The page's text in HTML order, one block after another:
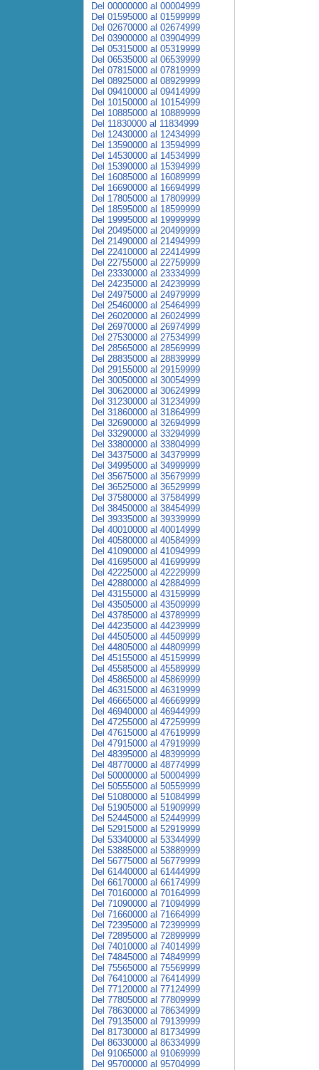
Del 00000000 al 00004999
Del 01595000 al 01599999
Del 02670000 al 02674999
Del 03900000 al 03904999
Del 05315000 al 05319999
Del 06535000 al 06539999
Del 07815000 al 07819999
Del 08925000 al 08929999
Del 09410000 al 09414999
Del 10150000 al 10154999
Del 10885000 al 10889999
Del 11830000 al 11834999
Del 12430000 al 12434999
Del 13590000 al 13594999
Del 14530000 al 14534999
Del 15390000 al 15394999
Del 16085000 al 16089999
Del 16690000 al 16694999
Del 17805000 al 17809999
Del 18595000 al 18599999
Del 19995000 al 19999999
Del 20495000 al 20499999
Del 21490000 al 21494999
Del 22410000 al 22414999
Del 22755000 al 22759999
Del 23330000 al 23334999
Del 24235000 al 24239999
Del 24975000 al 24979999
Del 25460000 al 25464999
Del 26020000 al 26024999
Del 26970000 al 26974999
Del 27530000 al 27534999
Del 28565000 al 28569999
Del 28835000 al 28839999
Del 29155000 al 29159999
Del 30050000 al 30054999
Del 30620000 al 30624999
Del 31230000 al 31234999
Del 31860000 al 31864999
Del 32690000 al 32694999
Del 33290000 al 33294999
Del 33800000 al 33804999
Del 34375000 al 34379999
Del 34995000 al 34999999
Del 35675000 al 35679999
Del 36525000 al 36529999
Del 37580000 al 37584999
Del 38450000 al 38454999
Del 39335000 al 39339999
Del 40010000 al 40014999
Del 40580000 al 40584999
Del 41090000 al 41094999
Del 41695000 al 41699999
Del 42225000 al 42229999
Del 42880000 al 42884999
Del 43155000 al 43159999
Del 43505000 al 43509999
Del 43785000 al 43789999
Del 44235000 al 44239999
Del 44505000 al 44509999
Del 44805000 al 44809999
Del 45155000 al 45159999
Del 45585000 al 45589999
Del 45865000 al 45869999
Del 46315000 al 46319999
Del 46665000 al 46669999
Del 46940000 al 46944999
Del 47255000 al 47259999
Del 47615000 al 47619999
Del 47915000 al 47919999
Del 48395000 al 48399999
Del 48770000 al 48774999
Del 50000000 al 50004999
Del 50555000 al 50559999
Del 51080000 al 51084999
Del 51905000 al 51909999
Del 52445000 al 52449999
Del 52915000 al 52919999
Del 53340000 al 53344999
Del 53885000 al 53889999
Del 56775000 al 56779999
Del 61440000 al 61444999
Del 66170000 al 66174999
Del 70160000 al 70164999
Del 71090000 al 71094999
Del 71660000 al 71664999
Del 72395000 al 72399999
Del 72895000 al 72899999
Del 74010000 al 74014999
Del 74845000 al 74849999
Del 75565000 al 75569999
Del 76410000 al 76414999
Del 77120000 al 77124999
Del 77805000 al 77809999
Del 78630000 al 78634999
Del 79135000 al 79139999
Del 81730000 al 81734999
Del 86330000 al 86334999
Del 91065000 al 91069999
Del 95700000 al 95704999